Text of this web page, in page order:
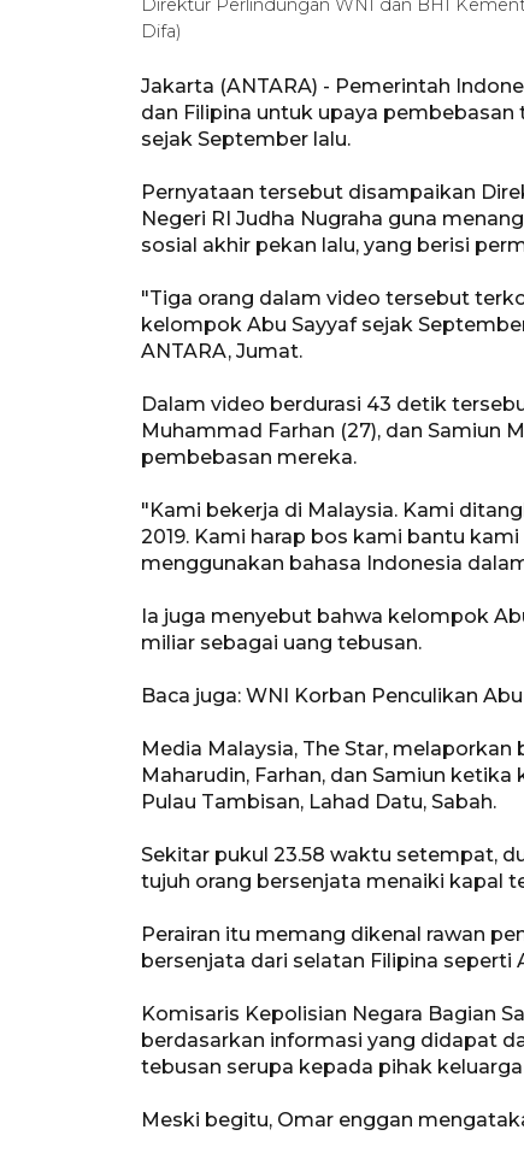
Direktur Perlindungan WNI dan BHI
Difa)
Jakarta (ANTARA) - Pemerintah
dan Filipina untuk upaya
sejak September lalu.
Pernyataan tersebut disampaikan
Negeri RI Judha Nugraha guna
sosial akhir pekan lalu, yang berisi
"Tiga orang dalam video tersebut
kelompok Abu Sayyaf sejak
ANTARA, Jumat.
Dalam video berdurasi 43 detik
Muhammad Farhan (27), dan Samiun
pembebasan mereka.
"Kami bekerja di Malaysia. Kami
2019. Kami harap bos kami bantu
menggunakan bahasa Indonesia
Ia juga menyebut bahwa kelompok
miliar sebagai uang tebusan.
Baca juga: WNI Korban Penculikan
Media Malaysia, The Star,
Maharudin, Farhan, dan Samiun
Pulau Tambisan, Lahad Datu, Sabah.
Sekitar pukul 23.58 waktu setempat,
tujuh orang bersenjata menaiki kapal
Perairan itu memang dikenal rawan
bersenjata dari selatan Filipina seperti
Komisaris Kepolisian Negara Bagian
berdasarkan informasi yang didapat
tebusan serupa kepada pihak
Meski begitu, Omar enggan